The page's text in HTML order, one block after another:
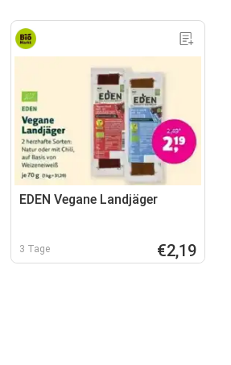
EDEN Vegane Landjäger
3 Tage €2,19